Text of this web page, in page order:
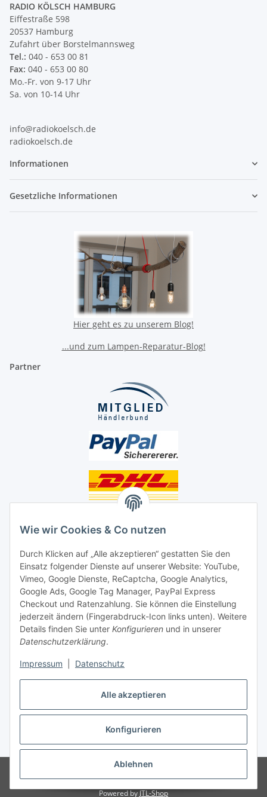
Alle akzeptieren
Konfigurieren
Ablehnen
Wie wir Cookies & Co nutzen
Durch Klicken auf „Alle akzeptieren“ gestatten Sie den
Einsatz folgender Dienste auf unserer Website: YouTube,
Vimeo, Google Dienste, ReCaptcha, Google Analytics,
Google Ads, Google Tag Manager, PayPal Express
Checkout und Ratenzahlung. Sie können die Einstellung
jederzeit ändern (Fingerabdruck-Icon links unten). Weitere
Details finden Sie unter Konfigurieren und in unserer
Datenschutzerklärung.
Impressum Datenschutz
RADIO KÖLSCH HAMBURG
Eiffestraße 598
20537 Hamburg
Zufahrt über Borstelmannsweg
Tel.: 040 - 653 00 81
Fax: 040 - 653 00 80
Mo.-Fr. von 9-17 Uhr
Sa. von 10-14 Uhr
info@radiokoelsch.de
radiokoelsch.de
Informationen
Gesetzliche Informationen
Hier geht es zu unserem Blog!
...und zum Lampen-Reparatur-Blog!
Partner
Social Media
Unsere Dienstleistungen
Lampenreparatur
Lichtservice für Senioren
Vertrag widerrufen
* Alle Preise inkl. gesetzlicher USt., ** siehe Lieferbedingungen, zzgl.
Versand
Endkunden und Wiederverkäufer
Powered byJTL-Shop